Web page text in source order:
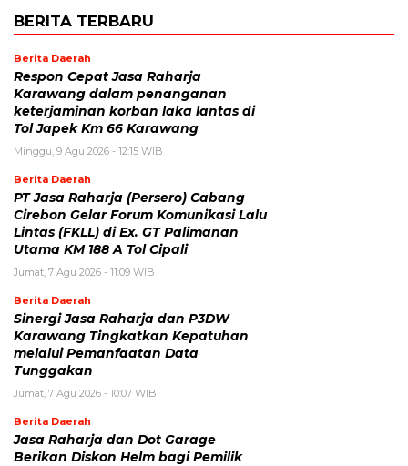
BERITA TERBARU
Berita Daerah
Respon Cepat Jasa Raharja
Karawang dalam penanganan
keterjaminan korban laka lantas di
Tol Japek Km 66 Karawang
Minggu, 9 Agu 2026 - 12:15 WIB
Berita Daerah
PT Jasa Raharja (Persero) Cabang
Cirebon Gelar Forum Komunikasi Lalu
Lintas (FKLL) di Ex. GT Palimanan
Utama KM 188 A Tol Cipali
Jumat, 7 Agu 2026 - 11:09 WIB
Berita Daerah
Sinergi Jasa Raharja dan P3DW
Karawang Tingkatkan Kepatuhan
melalui Pemanfaatan Data
Tunggakan
Jumat, 7 Agu 2026 - 10:07 WIB
Berita Daerah
Jasa Raharja dan Dot Garage
Berikan Diskon Helm bagi Pemilik